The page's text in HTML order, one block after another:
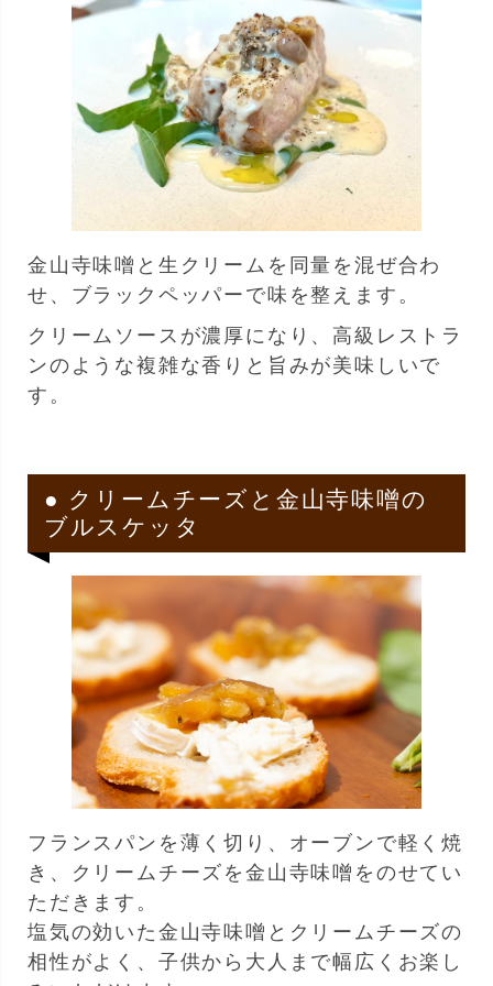
金山寺味噌と生クリームを同量を混ぜ合わ
せ、ブラックペッパーで味を整えます。
クリームソースが濃厚になり、高級レストラ
ンのような複雑な香りと旨みが美味しいで
す。
● クリームチーズと金山寺味噌の
ブルスケッタ
フランスパンを薄く切り、オーブンで軽く焼
き、クリームチーズを金山寺味噌をのせてい
ただきます。
塩気の効いた金山寺味噌とクリームチーズの
相性がよく、子供から大人まで幅広くお楽し